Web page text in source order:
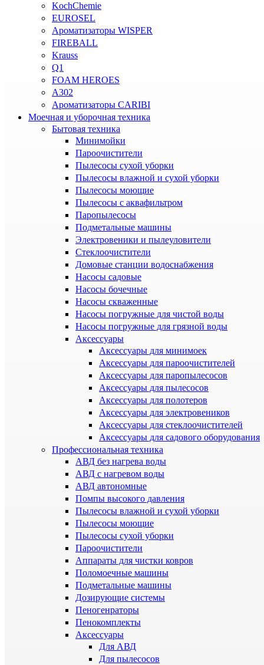
KochChemie
EUROSEL
Ароматизаторы WISPER
FIREBALL
Krauss
Q1
FOAM HEROES
A302
Ароматизаторы CARIBI
Моечная и уборочная техника
Бытовая техника
Минимойки
Пароочистители
Пылесосы сухой уборки
Пылесосы влажной и сухой уборки
Пылесосы моющие
Пылесосы с аквафильтром
Паропылесосы
Подметальные машины
Электровеники и пылеуловители
Стеклоочистители
Домовые станции водоснабжения
Насосы садовые
Насосы бочечные
Насосы скваженные
Насосы погружные для чистой воды
Насосы погружные для грязной воды
Аксессуары
Аксессуары для минимоек
Аксессуары для пароочистителей
Аксессуары для паропылесосов
Аксессуары для пылесосов
Аксессуары для полотеров
Аксессуары для электровеников
Аксессуары для стеклоочистителей
Аксессуары для садового оборудования
Профессиональная техника
АВД без нагрева воды
АВД с нагревом воды
АВД автономные
Помпы высокого давления
Пылесосы влажной и сухой уборки
Пылесосы моющие
Пылесосы сухой уборки
Пароочистители
Аппараты для чистки ковров
Поломоечные машины
Подметальные машины
Дозирующие системы
Пеногенраторы
Пенокомплекты
Аксессуары
Для АВД
Для пылесосов